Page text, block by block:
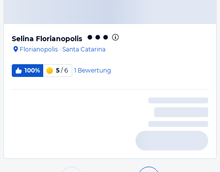
Selina Florianopolis
Florianopolis · Santa Catarina
100% 5 / 6 1 Bewertung